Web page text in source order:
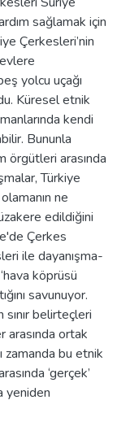
sağlamak için
Çerkesleri’nin
yolcu uçağı
Küresel etnik
kendi
Bununla
örgütleri arasında
Türkiye
ne
edildiğini
Çerkes
ile dayanışma-
köprüsü
savunuyor.
belirteçleri
arasında ortak
zamanda bu etnik
‘gerçek’
yeniden